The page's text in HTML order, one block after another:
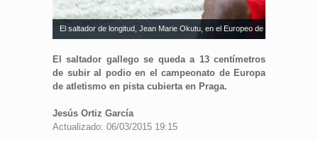
El saltador de longitud, Jean Marie Okutu, en el Europeo de Praga.
El saltador gallego se queda a 13 centímetros
de subir al podio en el campeonato de Europa
de atletismo en pista cubierta en Praga.
Jesús Ortiz García
Actualizado: 06/03/2015 19:15